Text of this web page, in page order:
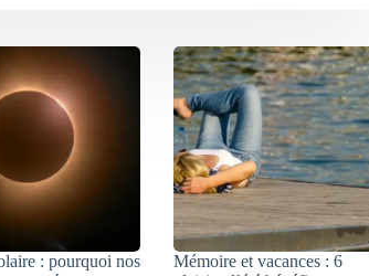
: pourquoi nos
Mémoire et vacances : 6